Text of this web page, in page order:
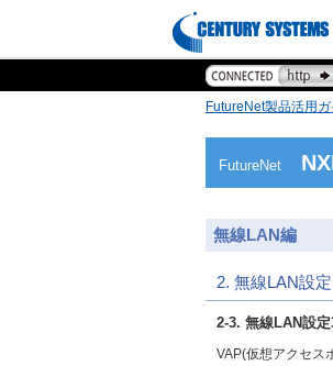
FutureNet製品活用ガ
FutureNet
無線LAN編
2. 無線LAN設
2-3. 無線LAN設
VAP(仮想アクセス